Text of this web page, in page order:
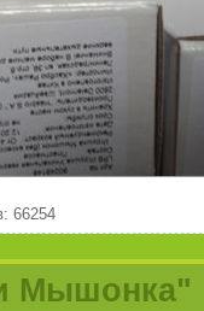
66254
Мышонка"